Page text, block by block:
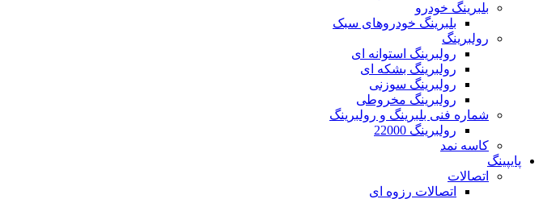
بلبرینگ خودرو
بلبرینگ خودروهای سبک
رولبرینگ
رولبرینگ استوانه ای
رولبرینگ بشکه ای
رولبرینگ سوزنی
رولبرینگ مخروطی
شماره فنی بلبرینگ و رولبرینگ
رولبرینگ 22000
کاسه نمد
پایپینگ
اتصالات
اتصالات رزوه ای